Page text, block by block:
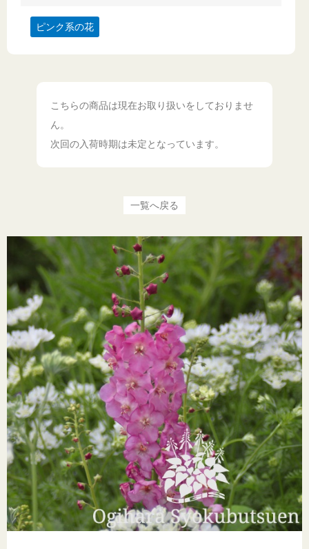
ピンク系の花
こちらの商品は現在お取り扱いをしておりませ
ん。
次回の入荷時期は未定となっています。
一覧へ戻る